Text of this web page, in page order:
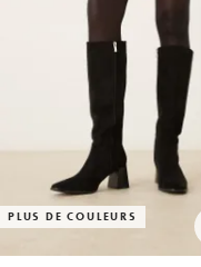
PLUS DE COULEURS